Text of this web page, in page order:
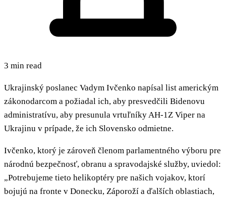
3 min read
Ukrajinský poslanec Vadym Ivčenko napísal list americkým
zákonodarcom a požiadal ich, aby presvedčili Bidenovu
administratívu, aby presunula vrtuľníky AH-1Z Viper na
Ukrajinu v prípade, že ich Slovensko odmietne.
Ivčenko, ktorý je zároveň členom parlamentného výboru pre
národnú bezpečnosť, obranu a spravodajské služby, uviedol:
„Potrebujeme tieto helikoptéry pre našich vojakov, ktorí
bojujú na fronte v Donecku, Záporoží a ďalších oblastiach,